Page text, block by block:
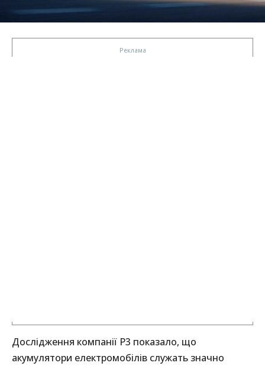
Дослідження компанії P3 показало, що
акумулятори електромобілів служать значно